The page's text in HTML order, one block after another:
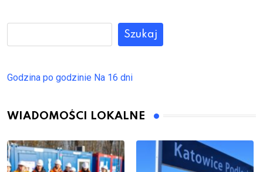
Szukaj
Godzina po godzinie Na 16 dni
WIADOMOŚCI LOKALNE